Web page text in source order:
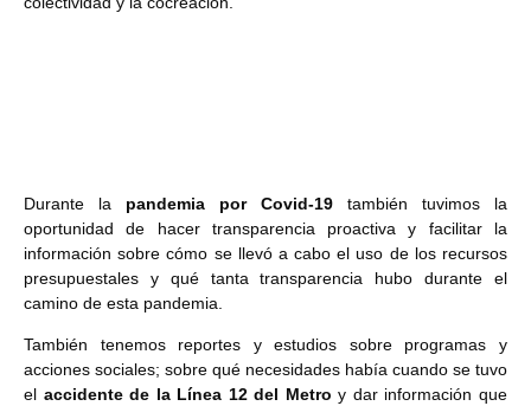
Durante la pandemia por Covid-19 también tuvimos la
oportunidad de hacer transparencia proactiva y facilitar la
información sobre cómo se llevó a cabo el uso de los recursos
presupuestales y qué tanta transparencia hubo durante el
camino de esta pandemia.
También tenemos reportes y estudios sobre programas y
acciones sociales; sobre qué necesidades había cuando se tuvo
el accidente de la Línea 12 del Metro y dar información que